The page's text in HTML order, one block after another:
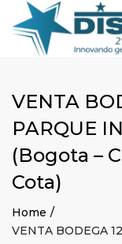
VENTA
PARQUE
(Bogota –
Cota)
Home
VENTA BODEGA